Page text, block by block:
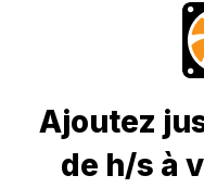
Ajoutez
de h/s à